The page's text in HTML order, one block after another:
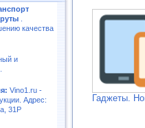
качества
и
Vino1.ru -
Адрес:
31Р
Гаджеты.